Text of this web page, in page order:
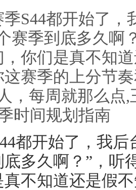
S44都开始了，
赛季到底多久啊
，你们是真不知
赛季的上分节
，每周就那么点
时间规划指南
都开始了，我
多久啊？”，听
不知道还是假